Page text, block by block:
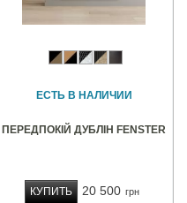
ЕСТЬ В НАЛИЧИИ
ПЕРЕДПОКІЙ ДУБЛІН FENSTER
20 500 грн
КУПИТЬ